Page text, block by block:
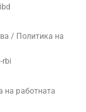
/ Политика на
rbi
на работната